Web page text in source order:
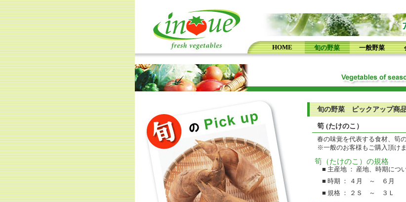
HOME 旬の野菜 一般野菜
旬の野菜 ピックアップ商
筍 (たけのこ）
春の味覚を代表する食材、筍の
※一般のお客様もご購入頂けま
筍（たけのこ）の規格
■ 主産地 ： 産地、時期につ
■ 時期 ： ４月 ～ ６月
■ 規格 ： ２Ｓ ～ ３Ｌ